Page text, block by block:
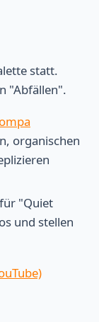
statt.
"Abfällen".
organischen
"Quiet
und stellen